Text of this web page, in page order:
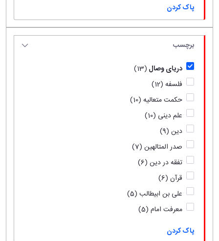
پاک کردن
برچسب
دریای وصال (13)
فلسفه (12)
حکمت متعالیه (10)
علم دینی (10)
دین (9)
صدر المتالهین (7)
تفقه در دین (6)
قرآن (6)
علی بن ابیطالب (5)
معرفت امام (5)
پاک کردن